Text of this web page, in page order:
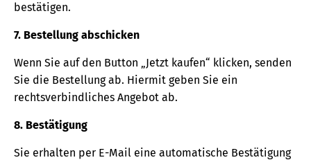
bestätigen.
7. Bestellung abschicken
Wenn Sie auf den Button „Jetzt kaufen“ klicken, senden
Sie die Bestellung ab. Hiermit geben Sie ein
rechtsverbindliches Angebot ab.
8. Bestätigung
Sie erhalten per E-Mail eine automatische Bestätigung